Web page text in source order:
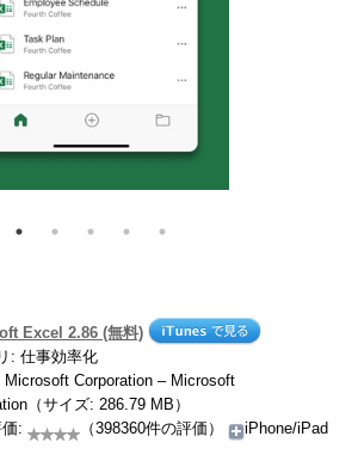
Excel 2.86 (無料)
: 仕事効率化
Microsoft Corporation – Microsoft
（サイズ: 286.79 MB）
:
（398360件の評価）
iPhone/iPad